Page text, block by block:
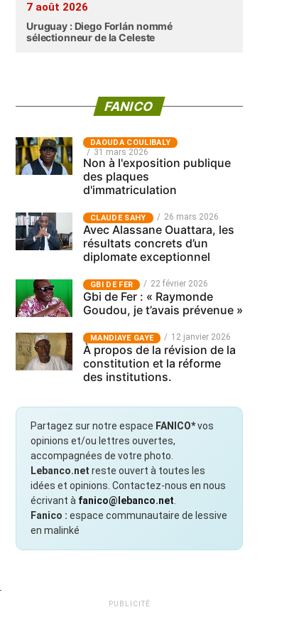
7 août 2026
Uruguay : Diego Forlán nommé
sélectionneur de la Celeste
FANICO
‎DAOUDA COULIBALY
31 mars 2026
Non à l'exposition publique
des plaques
d'immatriculation
CLAUDE SAHY 26 mars 2026
Avec Alassane Ouattara, les
résultats concrets d’un
diplomate exceptionnel
GBI DE FER 22 février 2026
Gbi de Fer : « Raymonde
Goudou, je t’avais prévenue »
MANDIAYE GAYE 12 janvier 2026
À propos de la révision de la
constitution et la réforme
des institutions.
Partagez sur notre espace FANICO*vos
opinions et/ou lettres ouvertes,
accompagnées de votre photo.
Lebanco.net reste ouvert à toutes les
idées et opinions. Contactez-nous en nous
écrivant à fanico@lebanco.net
Fanico : espace communautaire de lessive
en malinké
PUBLICITÉ